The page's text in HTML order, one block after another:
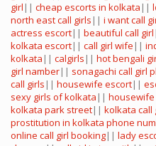
girl || cheap escorts in kolkata ||
north east call girls || i want call
actress escort|| beautiful call girl
kolkata escort|| call girl wife ||
kolkata || calgirls || hot bengali
girl namber|| sonagachi call girl
call girls || housewife escort||
sexy girls of kolkata || housewife
kolkata park street|| kolkata call
prostitution in kolkata phone
online call girl booking|| lady